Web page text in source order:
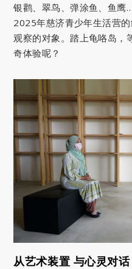
银鹳、翠鸟、弹涂鱼、鱼
2025年慈济青少年生活营
观察的对象。踏上龟咯岛，
奇体验呢？
从艺术装置 与心灵对话